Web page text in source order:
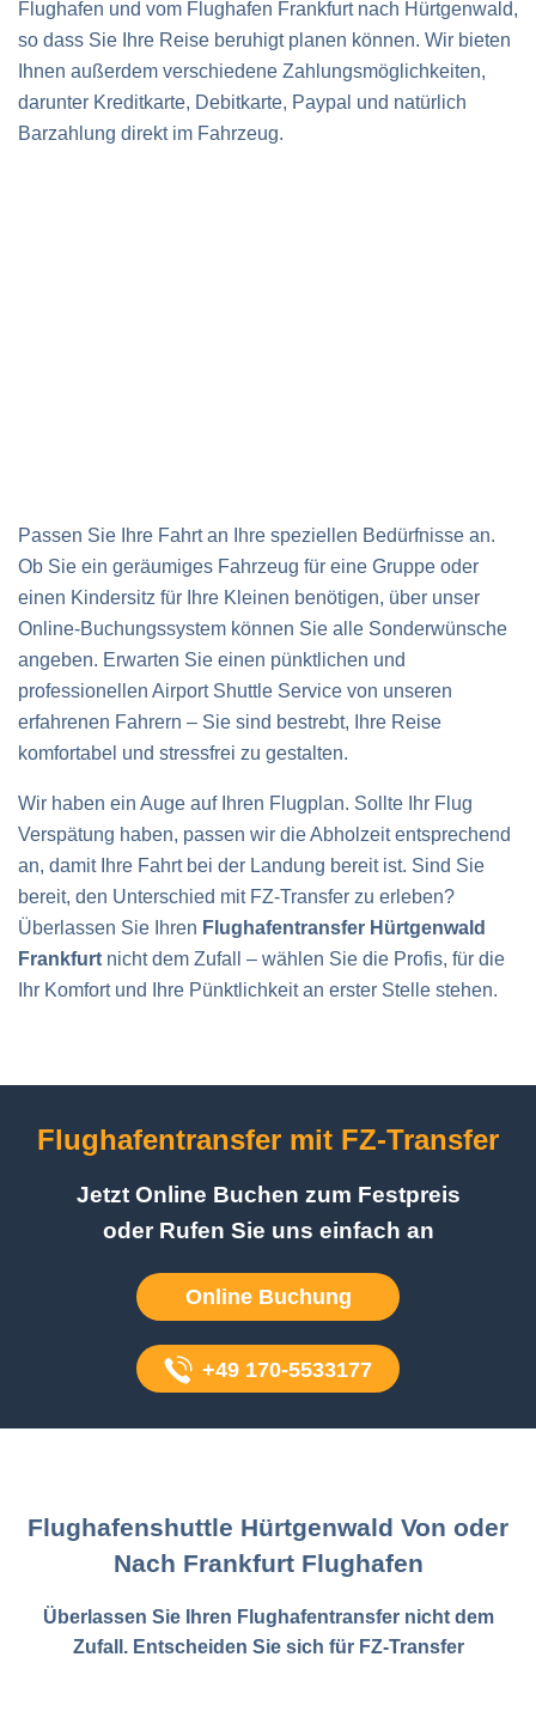
Flughafen und vom Flughafen Frankfurt nach Hürtgenwald,
so dass Sie Ihre Reise beruhigt planen können. Wir bieten
Ihnen außerdem verschiedene Zahlungsmöglichkeiten,
darunter Kreditkarte, Debitkarte, Paypal und natürlich
Barzahlung direkt im Fahrzeug.
Passen Sie Ihre Fahrt an Ihre speziellen Bedürfnisse an.
Ob Sie ein geräumiges Fahrzeug für eine Gruppe oder
einen Kindersitz für Ihre Kleinen benötigen, über unser
Online-Buchungssystem können Sie alle Sonderwünsche
angeben. Erwarten Sie einen pünktlichen und
professionellen Airport Shuttle Service von unseren
erfahrenen Fahrern – Sie sind bestrebt, Ihre Reise
komfortabel und stressfrei zu gestalten.
Wir haben ein Auge auf Ihren Flugplan. Sollte Ihr Flug
Verspätung haben, passen wir die Abholzeit entsprechend
an, damit Ihre Fahrt bei der Landung bereit ist. Sind Sie
bereit, den Unterschied mit FZ-Transfer zu erleben?
Überlassen Sie Ihren Flughafentransfer Hürtgenwald
Frankfurt nicht dem Zufall – wählen Sie die Profis, für die
Ihr Komfort und Ihre Pünktlichkeit an erster Stelle stehen.
Flughafentransfer mit FZ-Transfer
Jetzt Online Buchen zum Festpreis
oder Rufen Sie uns einfach an
Online Buchung
+49 170-5533177
Flughafenshuttle Hürtgenwald Von oder
Nach Frankfurt Flughafen
Überlassen Sie Ihren Flughafentransfer nicht dem
Zufall. Entscheiden Sie sich für FZ-Transfer